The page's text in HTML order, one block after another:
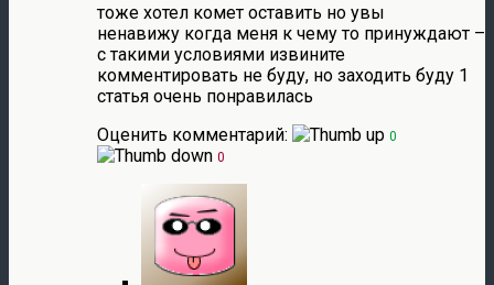
тоже хотел комет оставить но увы
ненавижу когда меня к чему то принуждают –
с такими условиями извините
комментировать не буду, но заходить буду 1
статья очень понравилась
Оценить комментарий:
0
0